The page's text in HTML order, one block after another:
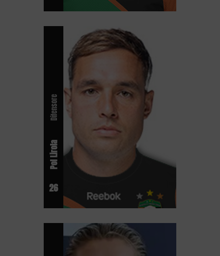
26
Pol Lirola
Difensore